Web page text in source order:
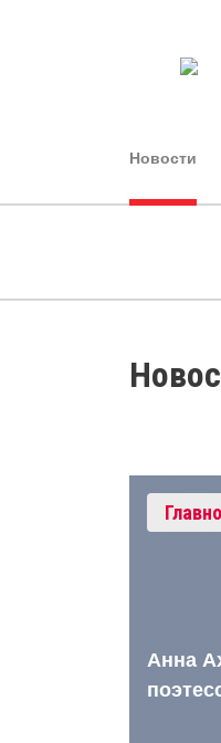
Новости
Анна